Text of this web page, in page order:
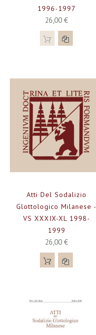
1996-1997
26,00 €
Atti Del Sodalizio
Glottologico Milanese -
VS XXXIX-XL 1998-
1999
26,00 €